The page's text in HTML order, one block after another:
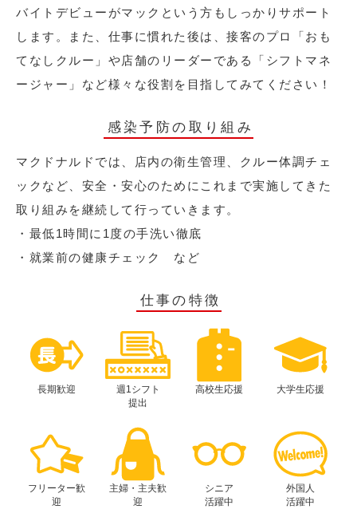
バイトデビューがマックという方もしっかりサポート
します。また、仕事に慣れた後は、接客のプロ「おも
てなしクルー」や店舗のリーダーである「シフトマネ
ージャー」など様々な役割を目指してみてください！
感染予防の取り組み
マクドナルドでは、店内の衛生管理、クルー体調チェ
ックなど、安全・安心のためにこれまで実施してきた
取り組みを継続して行っていきます。
・最低1時間に1度の手洗い徹底
・就業前の健康チェック など
仕事の特徴
長期歓迎
週1シフト
提出
高校生応援 大学生応援
フリーター歓
迎
主婦・主夫歓
迎
シニア
活躍中
外国人
活躍中